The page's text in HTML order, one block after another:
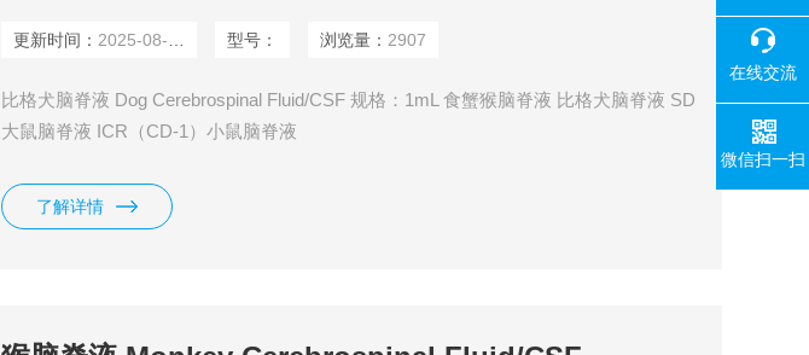
更新时间： 2025-08-10 型号： 浏览量： 2907
比格犬脑脊液 Dog Cerebrospinal Fluid/CSF 规格：1mL 食蟹猴脑脊液 比格犬脑脊液 SD
大鼠脑脊液 ICR（CD-1）小鼠脑脊液
了解详情
在线交流
微信扫一扫